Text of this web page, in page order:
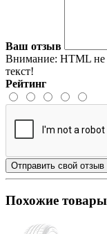
Ваш отзыв
Внимание: HTML не
текст!
Рейтинг
Отправить свой отзыв
Похожие товары